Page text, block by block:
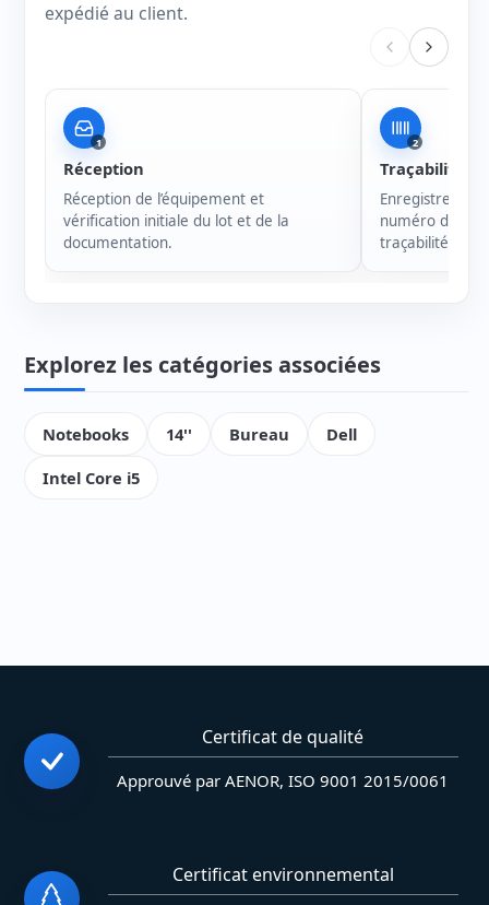
expédié au client.
1
Réception
Réception de l’équipement et
vérification initiale du lot et de la
documentation.
2
Traçabilité
numéro de
traçabilité de
Explorez les catégories associées
Notebooks 14'' Bureau
Dell
Intel Core i5
Certificat de qualité
Approuvé par AENOR, ISO 9001 2015/0061
Certificat environnemental